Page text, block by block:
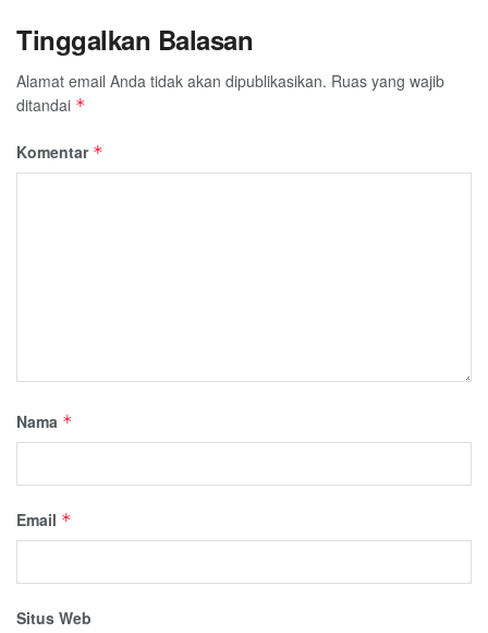
Tinggalkan Balasan
Alamat email Anda tidak akan dipublikasikan. Ruas yang wajib
ditandai *
Komentar *
Nama *
Email *
Situs Web